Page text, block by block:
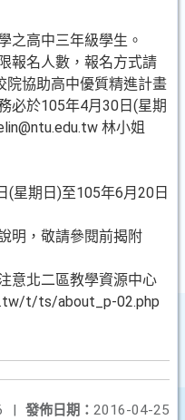
之高中三年級學生。
報名人數，報名方式請
院協助高中優質精進計畫
必於105年4月30日(星期
林小姐
(星期日)至105年6月20日
明，敬請參閱前揭附
意北二區教學資源中心
t/ts/about_p-02.php
發佈日期： 2016-04-25
|